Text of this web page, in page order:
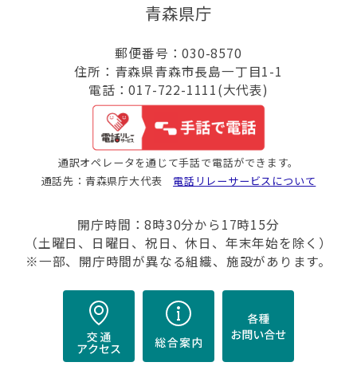
青森県庁
郵便番号：030-8570
住所：青森県青森市長島一丁目1-1
電話：017-722-1111(大代表)
通訳オペレータを通じて手話で電話ができます。
通話先：青森県庁大代表 電話リレーサービスについて
開庁時間：8時30分から17時15分
（土曜日、日曜日、祝日、休日、年末年始を除く）
※一部、開庁時間が異なる組織、施設があります。